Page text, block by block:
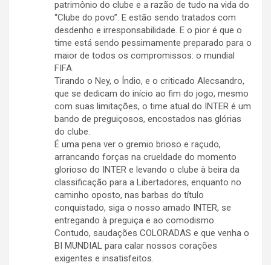
patrimônio do clube e a razão de tudo na vida do
“Clube do povo”. E estão sendo tratados com
desdenho e irresponsabilidade. E o pior é que o
time está sendo pessimamente preparado para o
maior de todos os compromissos: o mundial
FIFA.
Tirando o Ney, o Índio, e o criticado Alecsandro,
que se dedicam do início ao fim do jogo, mesmo
com suas limitações, o time atual do INTER é um
bando de preguiçosos, encostados nas glórias
do clube.
É uma pena ver o gremio brioso e raçudo,
arrancando forças na crueldade do momento
glorioso do INTER e levando o clube à beira da
classificação para a Libertadores, enquanto no
caminho oposto, nas barbas do título
conquistado, siga o nosso amado INTER, se
entregando à preguiça e ao comodismo.
Contudo, saudações COLORADAS e que venha o
BI MUNDIAL para calar nossos corações
exigentes e insatisfeitos.